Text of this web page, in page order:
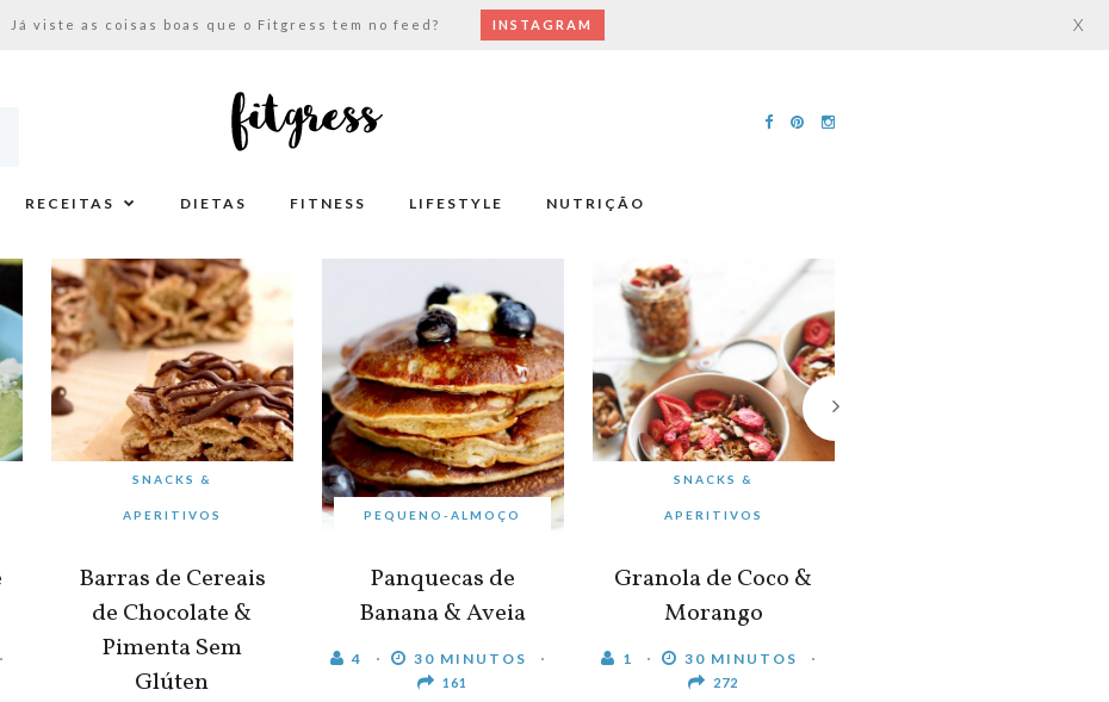
RECEITAS DIETAS FITNESS LIFESTYLE NUTRIÇÃO
SNACKS &
APERITIVOS
Barras de Cereais
de Chocolate &
Pimenta Sem
Glúten
PEQUENO-ALMOÇO
Panquecas de
Banana & Aveia
4 30 MINUTOS
161
SNACKS &
APERITIVOS
Granola de Coco &
Morango
1 30 MINUTOS
272
Já viste as coisas boas que o Fitgress tem no feed? INSTAGRAM X